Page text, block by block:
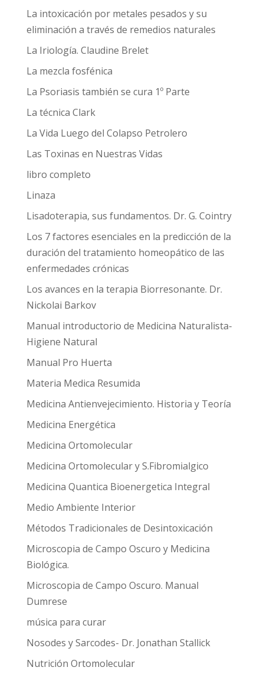
La intoxicación por metales pesados y su
eliminación a través de remedios naturales
La Iriología. Claudine Brelet
La mezcla fosfénica
La Psoriasis también se cura 1º Parte
La técnica Clark
La Vida Luego del Colapso Petrolero
Las Toxinas en Nuestras Vidas
libro completo
Linaza
Lisadoterapia, sus fundamentos. Dr. G. Cointry
Los 7 factores esenciales en la predicción de la
duración del tratamiento homeopático de las
enfermedades crónicas
Los avances en la terapia Biorresonante. Dr.
Nickolai Barkov
Manual introductorio de Medicina Naturalista-
Higiene Natural
Manual Pro Huerta
Materia Medica Resumida
Medicina Antienvejecimiento. Historia y Teoría
Medicina Energética
Medicina Ortomolecular
Medicina Ortomolecular y S.Fibromialgico
Medicina Quantica Bioenergetica Integral
Medio Ambiente Interior
Métodos Tradicionales de Desintoxicación
Microscopia de Campo Oscuro y Medicina
Biológica.
Microscopia de Campo Oscuro. Manual
Dumrese
música para curar
Nosodes y Sarcodes- Dr. Jonathan Stallick
Nutrición Ortomolecular